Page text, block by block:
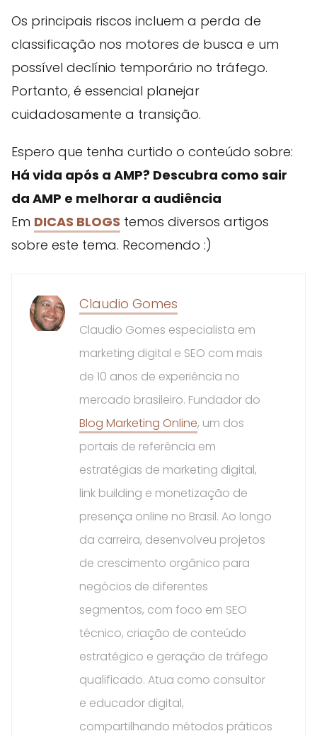
Os principais riscos incluem a perda de
classificação nos motores de busca e um
possível declínio temporário no tráfego.
Portanto, é essencial planejar
cuidadosamente a transição.
Espero que tenha curtido o conteúdo sobre:
Há vida após a AMP? Descubra como sair
da AMP e melhorar a audiência
Em DICAS BLOGS temos diversos artigos
sobre este tema. Recomendo :)
Claudio Gomes
Claudio Gomes especialista em
marketing digital e SEO com mais
de 10 anos de experiência no
mercado brasileiro. Fundador do
Blog Marketing Online, um dos
portais de referência em
estratégias de marketing digital,
link building e monetização de
presença online no Brasil. Ao longo
da carreira, desenvolveu projetos
de crescimento orgânico para
negócios de diferentes
segmentos, com foco em SEO
técnico, criação de conteúdo
estratégico e geração de tráfego
qualificado. Atua como consultor
e educador digital,
compartilhando métodos práticos